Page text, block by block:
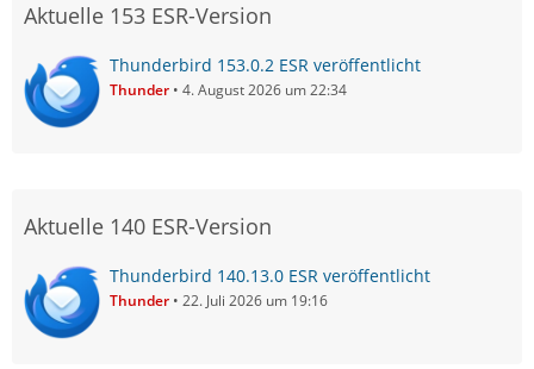
Aktuelle 153 ESR-Version
Thunderbird 153.0.2 ESR veröffentlicht
Thunder 4. August 2026 um 22:34
Aktuelle 140 ESR-Version
Thunderbird 140.13.0 ESR veröffentlicht
Thunder 22. Juli 2026 um 19:16